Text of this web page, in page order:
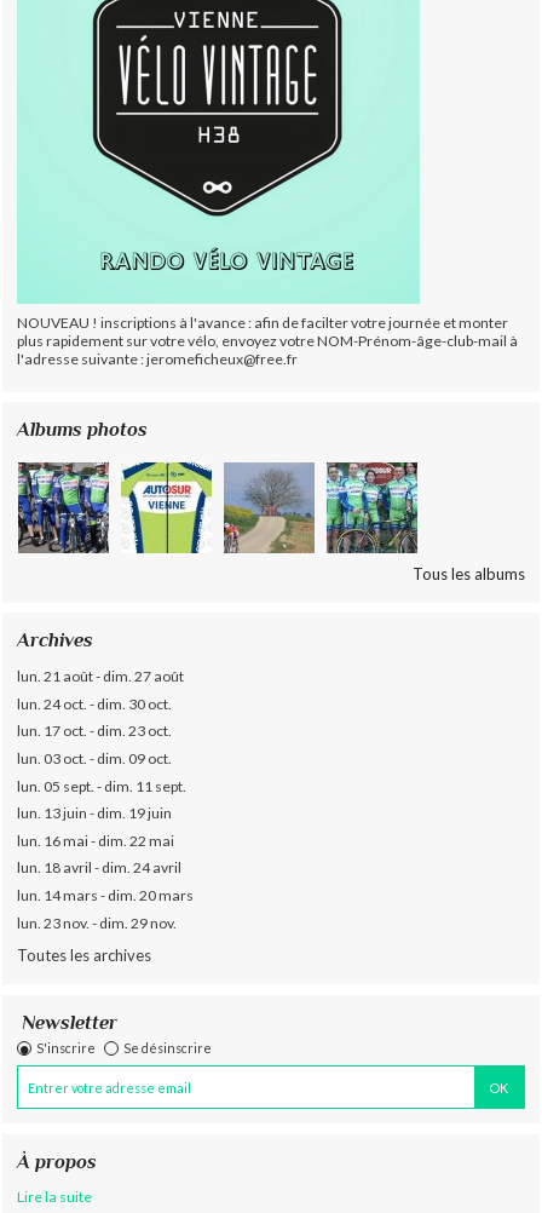
NOUVEAU ! inscriptions à l'avance : afin de facilter votre journée et monter
plus rapidement sur votre vélo, envoyez votre NOM-Prénom-âge-club-mail à
l'adresse suivante : jeromeficheux@free.fr
Albums photos
Tous les albums
Archives
lun. 21 août - dim. 27 août
lun. 24 oct. - dim. 30 oct.
lun. 17 oct. - dim. 23 oct.
lun. 03 oct. - dim. 09 oct.
lun. 05 sept. - dim. 11 sept.
lun. 13 juin - dim. 19 juin
lun. 16 mai - dim. 22 mai
lun. 18 avril - dim. 24 avril
lun. 14 mars - dim. 20 mars
lun. 23 nov. - dim. 29 nov.
Toutes les archives
Newsletter
S'inscrire Se désinscrire
À propos
Lire la suite